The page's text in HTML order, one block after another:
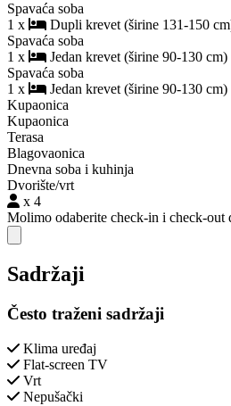
Spavaća soba
1 x
Dupli krevet (širine 131-150
Spavaća soba
1 x
Jedan krevet (širine 90-130 cm)
Spavaća soba
1 x
Jedan krevet (širine 90-130 cm)
Kupaonica
Kupaonica
Terasa
Blagovaonica
Dnevna soba i kuhinja
Dvorište/vrt
x 4
Molimo odaberite check-in i check-out
Close modal
Sadržaji
Često traženi sadržaji
Klima uređaj
Flat-screen TV
Vrt
Nepušački